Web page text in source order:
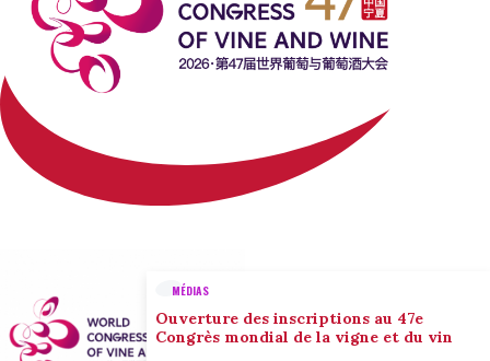
MÉDIAS
Ouverture des inscriptions au 47e
Congrès mondial de la vigne et du vin